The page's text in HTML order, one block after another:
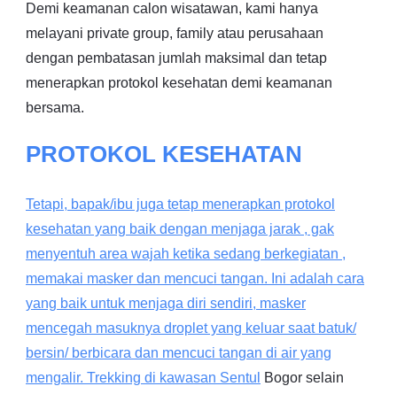
Demi keamanan calon wisatawan, kami hanya
melayani private group, family atau perusahaan
dengan pembatasan jumlah maksimal dan tetap
menerapkan protokol kesehatan demi keamanan
bersama.
PROTOKOL KESEHATAN
Tetapi, bapak/ibu juga tetap menerapkan protokol
kesehatan yang baik dengan menjaga jarak , gak
menyentuh area wajah ketika sedang berkegiatan ,
memakai masker dan mencuci tangan. Ini adalah cara
yang baik untuk menjaga diri sendiri, masker
mencegah masuknya droplet yang keluar saat batuk/
bersin/ berbicara dan mencuci tangan di air yang
mengalir. Trekking di kawasan Sentul
Bogor selain